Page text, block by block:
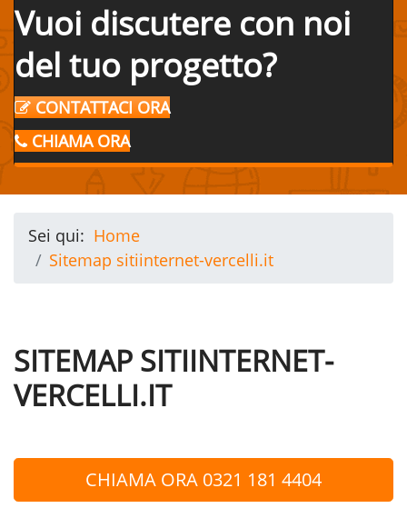
Vuoi discutere con noi
del tuo progetto?
CONTATTACI ORA
CHIAMA ORA
Sei qui: Home
Sitemap sitiinternet-vercelli.it
SITEMAP SITIINTERNET-
VERCELLI.IT
CHIAMA ORA 0321 181 4404